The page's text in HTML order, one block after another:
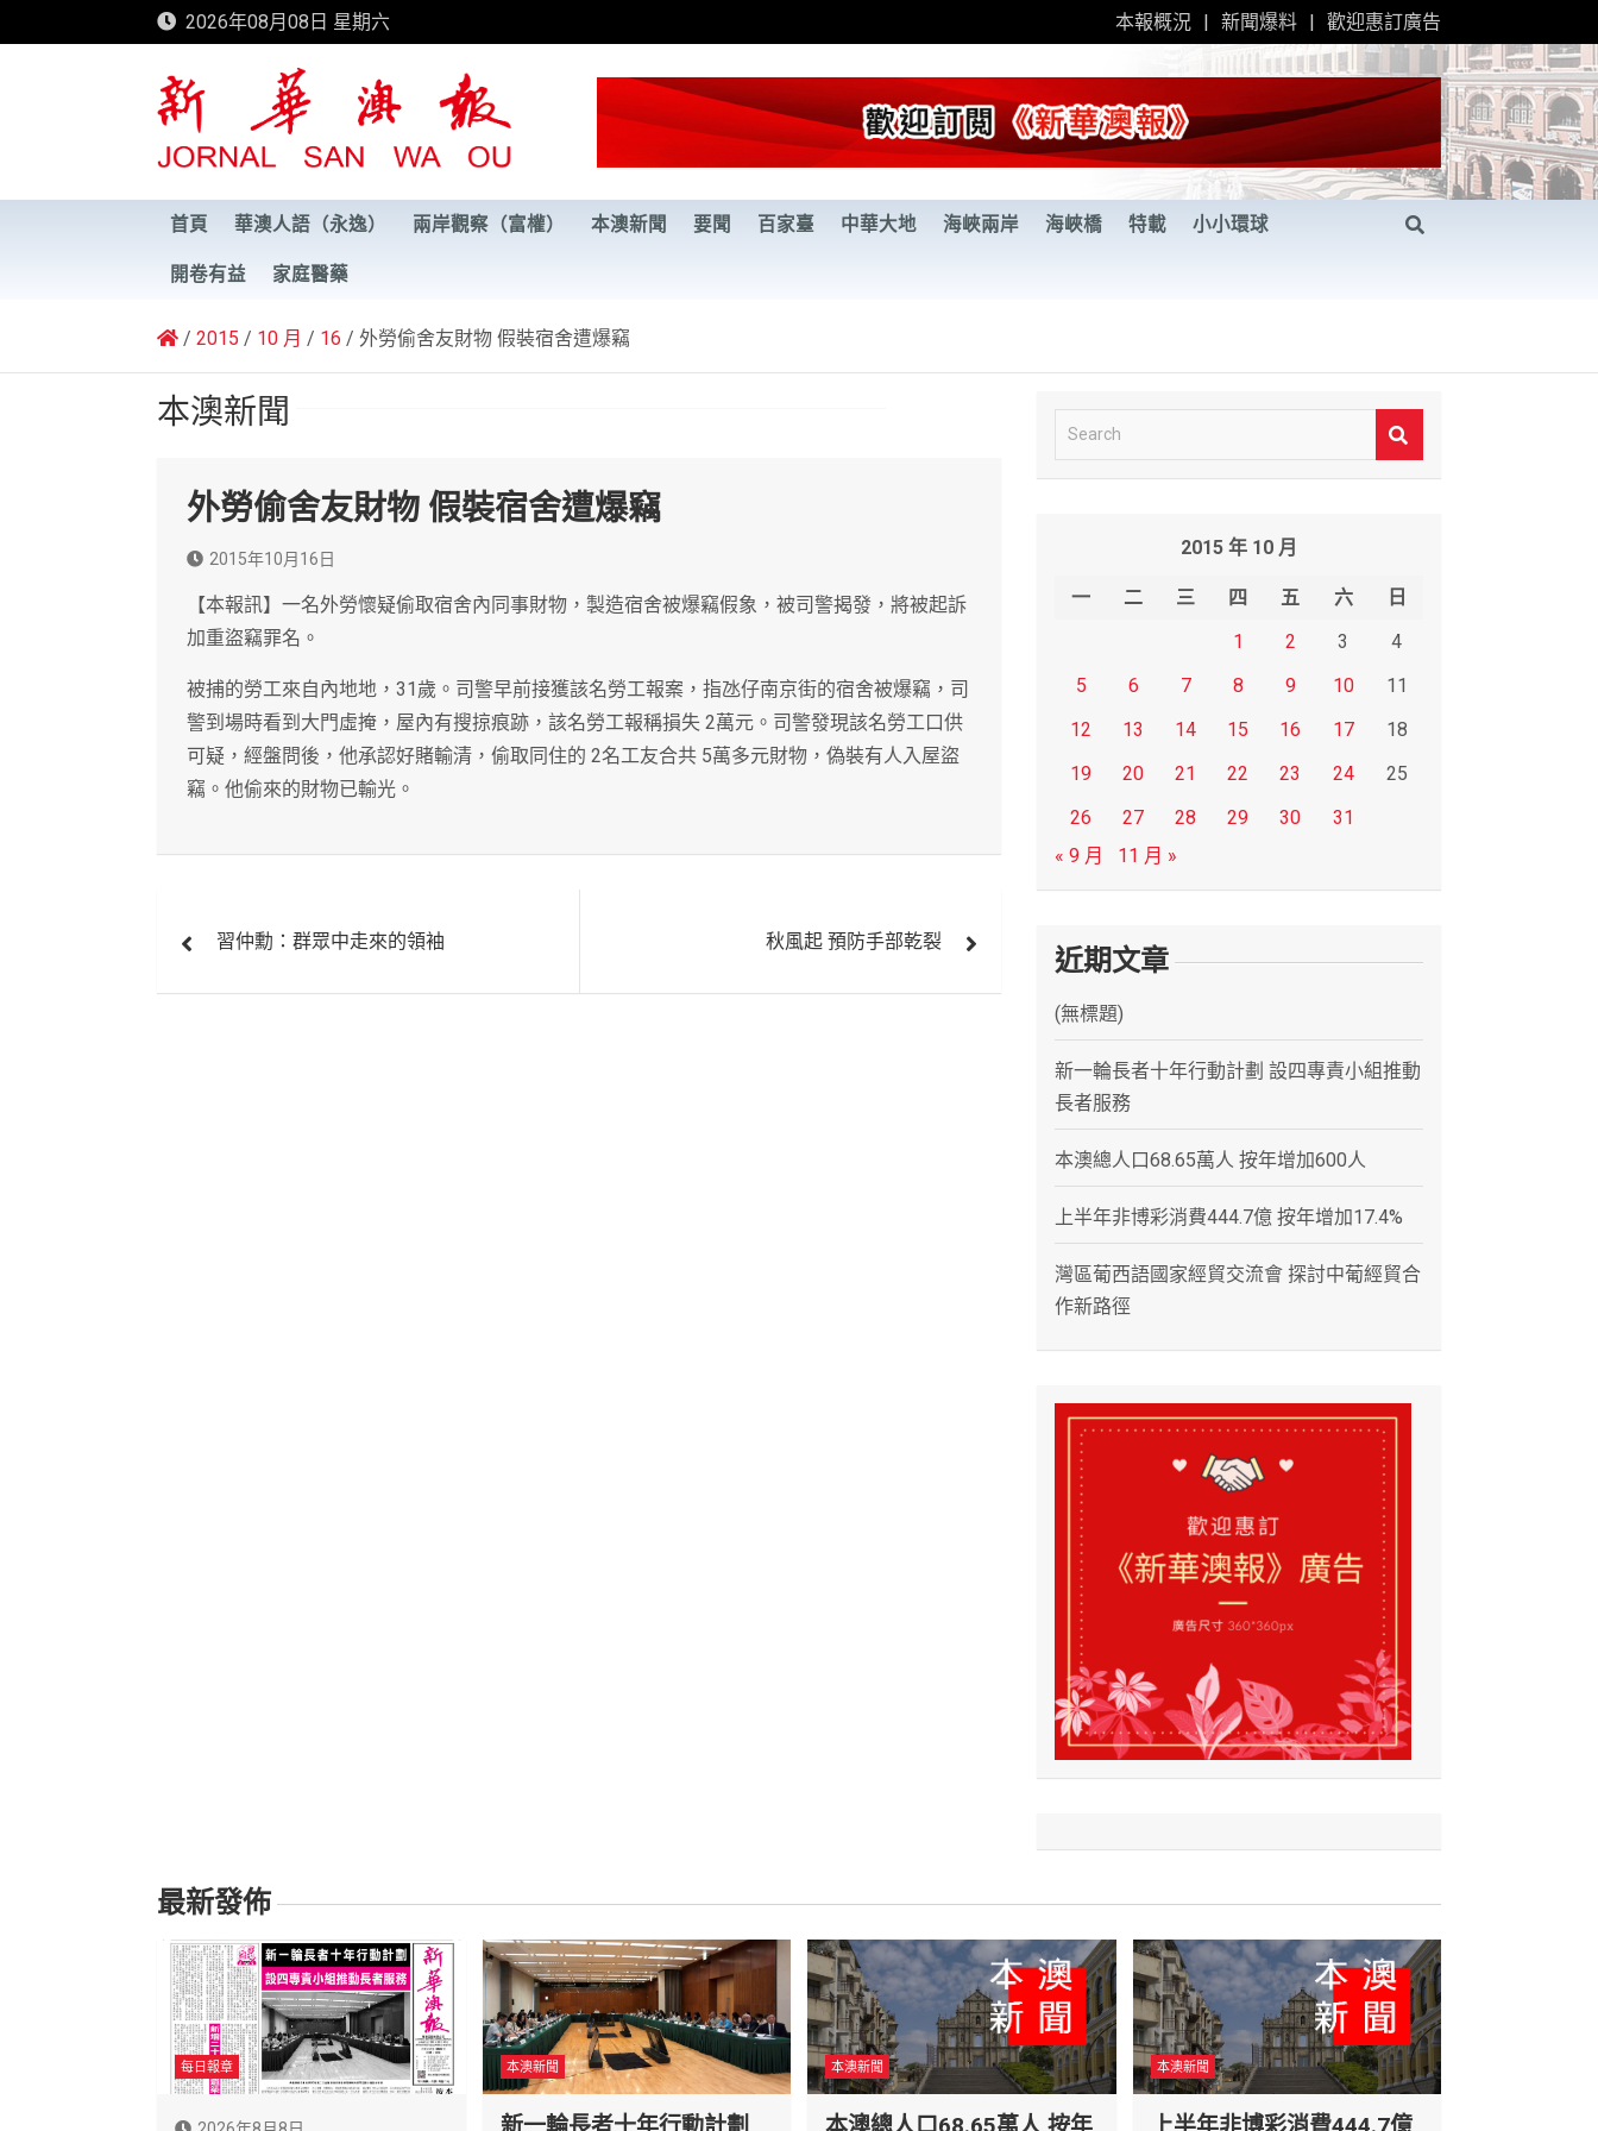
to
2026年08月08日 星期六 本報概況 新聞爆料 歡迎惠訂廣告
新華澳報
首頁 華澳人語（永逸） 兩岸觀察（富權） 本澳新聞 要聞 百家臺 中華大地 海峽兩岸 海峽橋 特載 小小環球
開卷有益 家庭醫藥
2015 10 月 16 外勞偷舍友財物 假裝宿舍遭爆竊
本澳新聞
外勞偷舍友財物 假裝宿舍遭爆竊
2015年10月16日
【本報訊】一名外勞懷疑偷取宿舍內同事財物，製造宿舍被爆竊假象，被司警揭發，將被起訴
加重盜竊罪名。
被捕的勞工來自內地地，31歲。司警早前接獲該名勞工報案，指氹仔南京街的宿舍被爆竊，司
警到場時看到大門虛掩，屋內有搜掠痕跡，該名勞工報稱損失 2萬元。司警發現該名勞工口供
可疑，經盤問後，他承認好賭輸清，偷取同住的 2名工友合共 5萬多元財物，偽裝有人入屋盜
竊。他偷來的財物已輸光。
章
習仲勳：群眾中走來的領袖 秋風起 預防手部乾裂
e
2015 年 10 月
一 二 三 四 五 六
日
1
2 3
4
5
6 7 8 9 10
11
12
13 14 15 16 17
18
19
20 21 22 23 24
25
26
27 28 29 30
31
« 9 月
11 月 »
近期文章
(無標題)
新一輪長者十年行動計劃 設四專責小組推動
長者服務
本澳總人口68.65萬人 按年增加600人
上半年非博彩消費444.7億 按年增加17.4%
灣區葡西語國家經貿交流會 探討中葡經貿合
作新路徑
最新發佈
每日報章 本澳新聞 本澳新聞 本澳新聞